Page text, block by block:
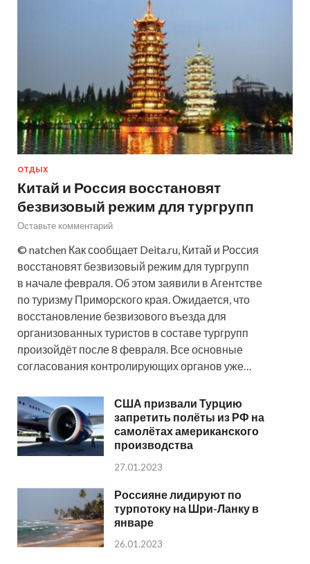
ОТДЫХ
Китай и Россия восстановят
безвизовый режим для тургрупп
Оставьте комментарий
© natchen Как сообщает Deita.ru, Китай и Россия
восстановят безвизовый режим для тургрупп
в начале февраля. Об этом заявили в Агентстве
по туризму Приморского края. Ожидается, что
восстановление безвизового въезда для
организованных туристов в составе тургрупп
произойдёт после 8 февраля. Все основные
согласования контролирующих органов уже…
США призвали Турцию
запретить полёты из РФ на
самолётах американского
производства
27.01.2023
Россияне лидируют по
турпотоку на Шри-Ланку в
январе
26.01.2023